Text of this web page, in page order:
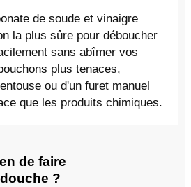
de soude et vinaigre
la plus sûre pour déboucher
sans abîmer vos
plus tenaces,
ou d'un furet manuel
que les produits chimiques.
de faire
?